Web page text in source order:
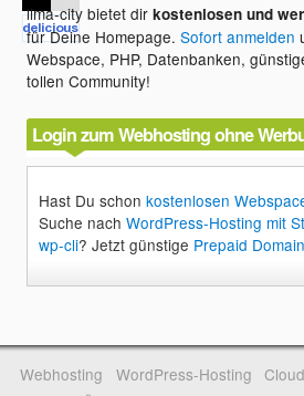
lima-city bietet dirkostenlosen und
für Deine Homepage.Sofort anmelden
Webspace, PHP, Datenbanken,
tollen Community!
Login zum Webhosting ohne
Hast Du schonkostenlosen
Suche nachWordPress-Hosting mit
wp-cli? Jetzt günstige Prepaid
Webhosting WordPress-Hosting